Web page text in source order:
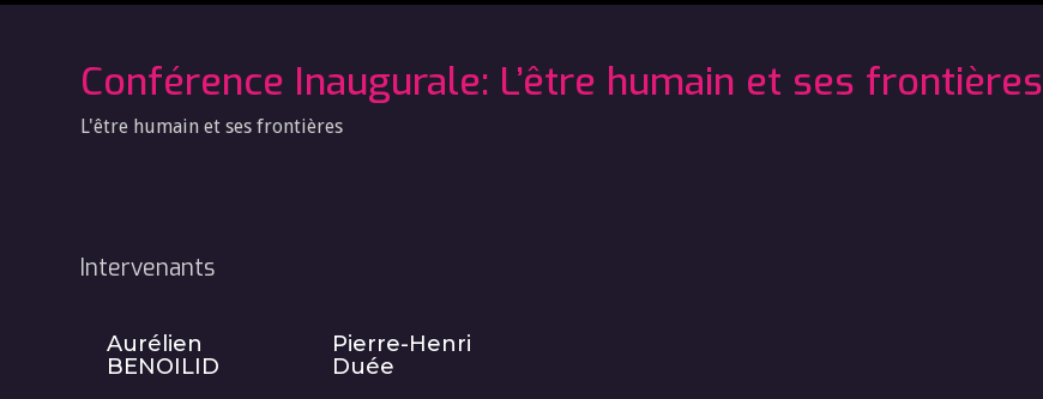
Conférence Inaugurale: L’être humain et ses frontières
L'être humain et ses frontières
Intervenants
Aurélien
BENOILID
Pierre-Henri
Duée